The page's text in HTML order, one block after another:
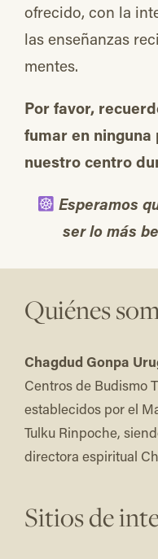
ofrecido, con la
las enseñanzas
mentes.
Por favor,
fumar en
nuestro centro
Esperamos
ser lo más
Quiénes
Chagdud Gonpa
Centros de Budismo
establecidos por el
Tulku Rinpoche,
directora espiritual
Sitios de